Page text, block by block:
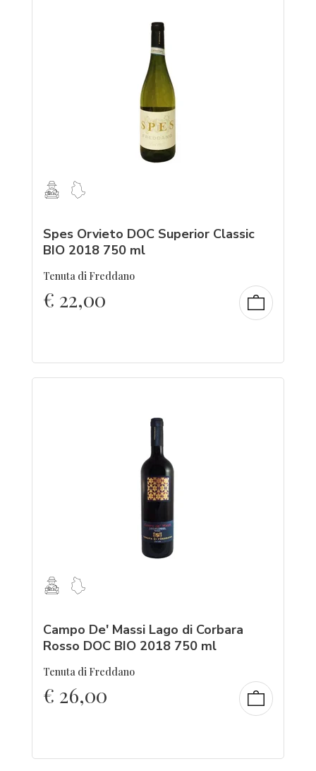
Spes Orvieto DOC Superior Classic
BIO 2018 750 ml
Tenuta di Freddano
€ 22,00
Campo De' Massi Lago di Corbara
Rosso DOC BIO 2018 750 ml
Tenuta di Freddano
€ 26,00